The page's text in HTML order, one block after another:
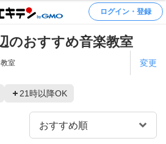
ログイン・登録
のおすすめ音楽教室
室 変更
21時以降OK